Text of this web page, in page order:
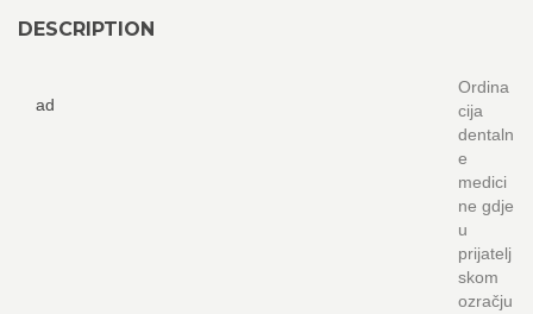
DESCRIPTION
ad
Ordina
cija
dentaln
e
medici
ne gdje
u
prijatelj
skom
ozračju